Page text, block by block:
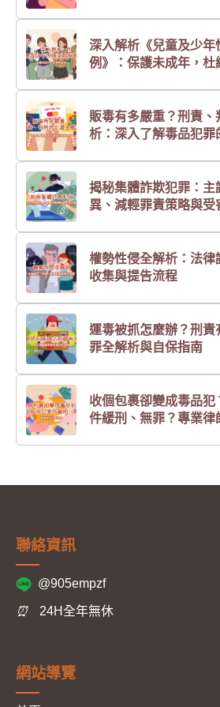
深入解析《兒童及少年
例》：保護未成年，杜
販毒有多嚴重？刑責、
析：深入了解毒品犯罪
揭秘集體詐欺犯罪：主
異、減輕罪責策略與受
權勢性侵全解析：法律
收集與提告流程
運毒被抓怎麼辦？刑責
罪全解析與自保指南
收個包裹卻變成毒品
件緩刑、無罪？專業律
聯絡資訊
@905empzf
⏰ 24H全年無休
網站導覽